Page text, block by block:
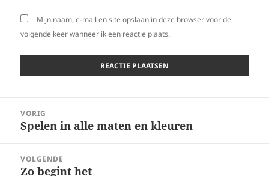
Mijn naam, e-mail en site opslaan in deze browser voor de
volgende keer wanneer ik een reactie plaats.
navigatie
VORIG
Vorig
Spelen in alle maten en kleuren
VOLGENDE
Volgend
Zo begint het